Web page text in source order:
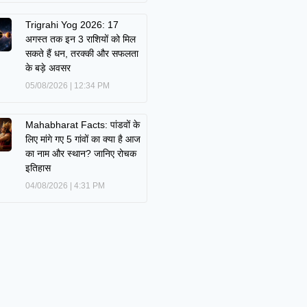
Trigrahi Yog 2026: 17
अगस्त तक इन 3 राशियों को मिल
सकते हैं धन, तरक्की और सफलता
के बड़े अवसर
05/08/2026 12:34 PM
Mahabharat Facts: पांडवों के
लिए मांगे गए 5 गांवों का क्या है आज
का नाम और स्थान? जानिए रोचक
इतिहास
04/08/2026 4:31 PM